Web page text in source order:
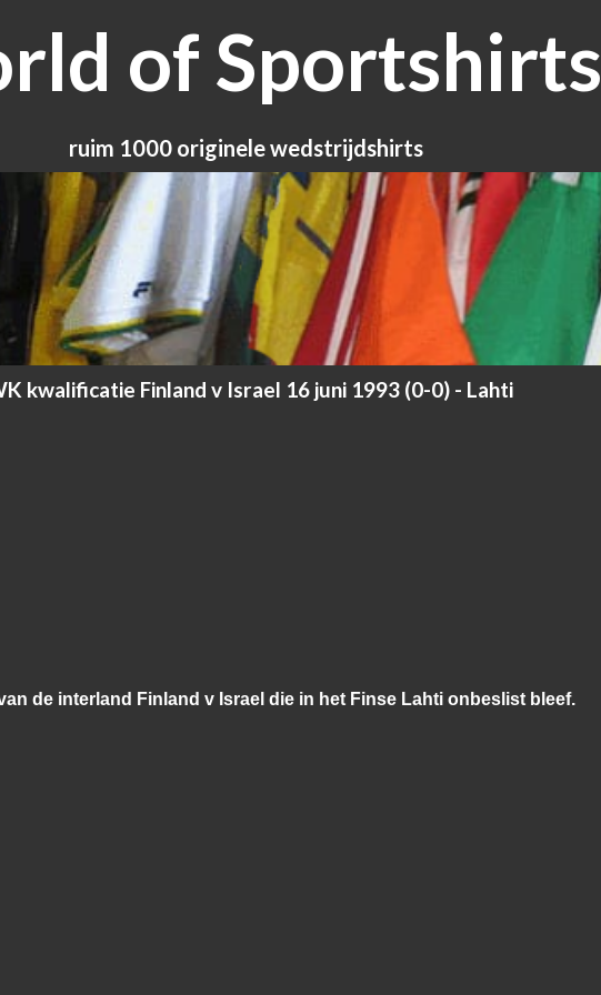
of Sportshirts
ruim 1000 originele wedstrijdshirts
kwalificatie Finland v Israel 16 juni 1993 (0-0) - Lahti
de interland Finland v Israel die in het Finse Lahti onbeslist bleef.